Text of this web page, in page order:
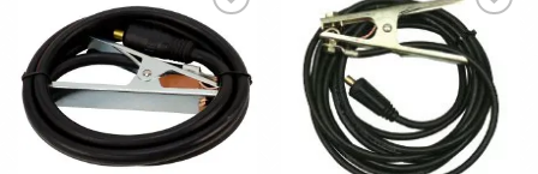
meerdere
variaties.
Deze
optie
kan
gekozen
worden
meerdere
variaties.
Deze
kan
gekozen
worden